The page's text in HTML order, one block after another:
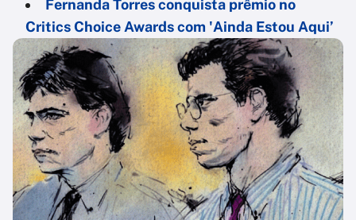
Fernanda Torres conquista prêmio no
Critics Choice Awards com 'Ainda Estou Aqui’